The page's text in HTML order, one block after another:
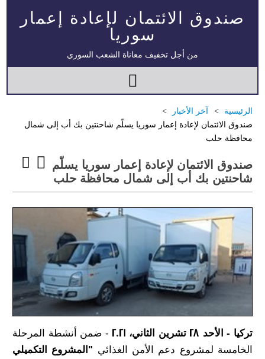
صندوق الائتمان لإعادة إعمار
سوريا
من أجل تخفيف معاناة الشعب السوري
الرئيسية
آخر الأخبار
صندوق الائتمان لإعادة إعمار سوريا يسلّم شاحنتين بك أب إلى شمال
محافظة حلب
صندوق الائتمان لإعادة إعمار سوريا يسلّم
شاحنتين بك أب إلى شمال محافظة حلب
تركيا - الأحد 28 تشرين الثاني، 2021
- ضمن أنشطة المرحلة
الخامسة لمشروع دعم الأمن الغذائي "المشروع التكميلي